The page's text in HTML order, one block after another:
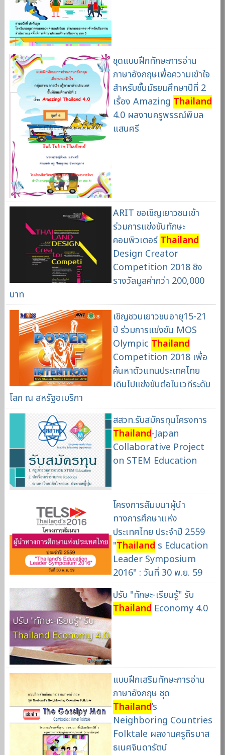
ชุดแบบฝึกทักษะการอ่าน
ภาษาอังกฤษเพื่อความเข้าใจ
สำหรับชั้นมัธยมศึกษาปีที่ 2
เรื่อง Amazing Thailand
4.0 ผลงานครูพรรณ์พิมล
แสนศรี
ARIT ขอเชิญเยาวชนเข้า
ร่วมการแข่งขันทักษะ
คอมพิวเตอร์Thailand
Design Creator
Competition 2018 ชิง
รางวัลมูลค่ากว่า 200,000
บาท
เชิญชวนเยาวชนอายุ15-21
ปี ร่วมการแข่งขัน MOS
Olympic Thailand
Competition 2018 เพื่อ
ค้นหาตัวแทนประเทศไทย
เดินไปแข่งขันต่อในเวทีระดับ
โลก ณ สหรัฐอเมริกา
สสวท.รับสมัครทุนโครงการ
Thailand-Japan
Collaborative Project
on STEM Education
โครงการสัมมนาผู้นำ
ทางการศึกษาแห่ง
ประเทศไทย ประจำปี 2559
"Thailand s Education
Leader Symposium
2016" : วันที่ 30 พ.ย. 59
ปรับ "ทักษะ-เรียนรู้" รับ
Thailand Economy 4.0
แบบฝึกเสริมทักษะการอ่าน
ภาษาอังกฤษ ชุด
Thailand’s
Neighboring Countries
Folktale ผลงานครูถิรมาส
ธเนศจินดารัตน์